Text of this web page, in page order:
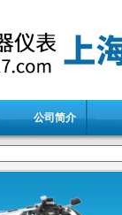
公司简介